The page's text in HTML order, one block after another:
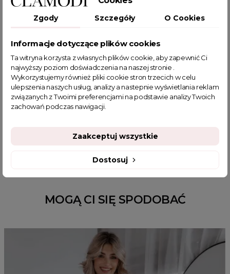
POWIĄZANE TAGI
sweter damski
swetry damskie
Sweter prążkowany
sweter na co dzień
bluzka prążek na co dzień
bluzka fuksja
sweter wkładany przez głowę
piękne swetry damskie
różowy sweterek
swetry damskie wizytowe
sklep z odzieżą damską
bluzeczki z długim rękawem
jesienne stylizacje do pracy
kolorowy sweter
MOGĄ CI SIĘ SPODOBAĆ
Zgody Szczegóły O Cookies
Informacje dotyczące plików cookies
Ta witryna korzysta z własnych plików cookie, aby zapewnić Ci
najwyższy poziom doświadczenia na naszej stronie .
Wykorzystujemy również pliki cookie stron trzecich w celu
ulepszenia naszych usług, analizy a nastepnie wyświetlania reklam
związanych z Twoimi preferencjami na podstawie analizy Twoich
zachowań podczas nawigacji.
Dostosuj
Zaakceptuj wszystkie